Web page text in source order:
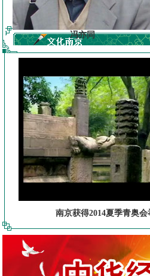
冯亦同
南京获得2014夏季青奥会